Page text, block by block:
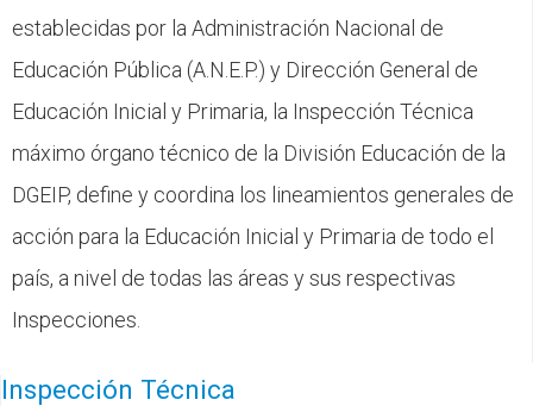
establecidas por la Administración Nacional de
Educación Pública (A.N.E.P.) y Dirección General de
Educación Inicial y Primaria, la Inspección Técnica
máximo órgano técnico de la División Educación de la
DGEIP, define y coordina los lineamientos generales de
acción para la Educación Inicial y Primaria de todo el
país, a nivel de todas las áreas y sus respectivas
Inspecciones.
Inspección Técnica